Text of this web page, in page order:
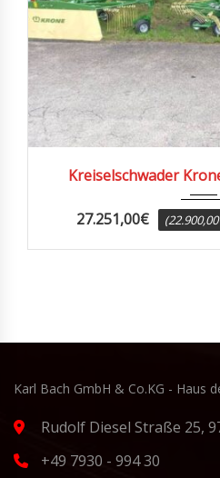
Kreiselschwader
27.251,00€
Karl Bach GmbH & Co.KG - Haus
Rudolf Diesel Straße 25,
+49 7930 - 994 30